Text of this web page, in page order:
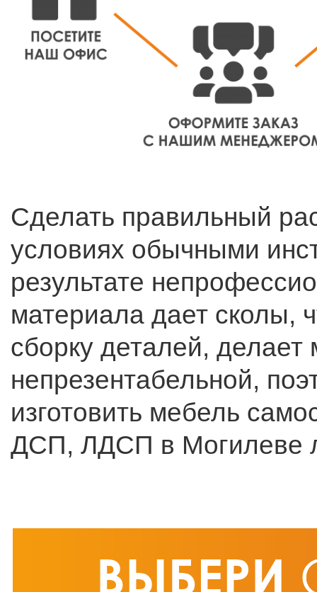
Сделать правильный
условиях обычными
результате
материала дает сколы,
сборку деталей, делает
непрезентабельной,
изготовить мебель
ДСП, ЛДСП в Могилеве